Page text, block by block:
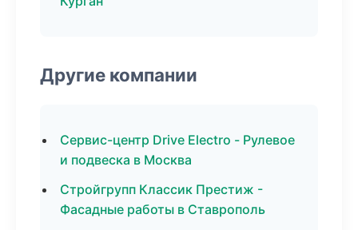
Другие компании
Сервис-центр Drive Electro - Рулевое
и подвеска в Москва
Стройгрупп Классик Престиж -
Фасадные работы в Ставрополь